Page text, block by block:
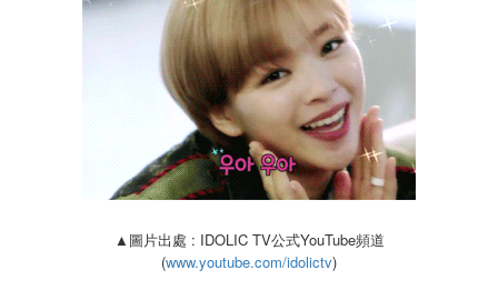
▲圖片出處 : IDOLIC TV公式YouTube頻道
(www.youtube.com/idolictv)